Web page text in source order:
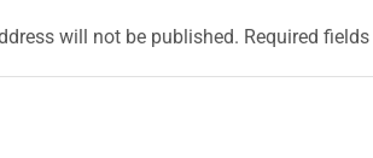
will not be published. Required